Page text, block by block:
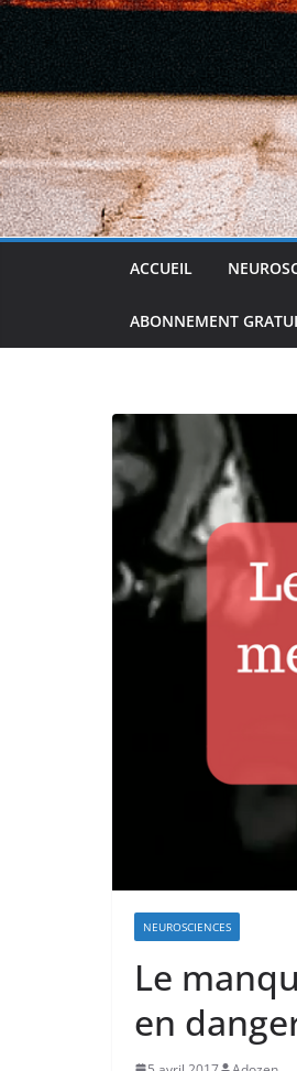
ACCUEIL
ABONNEMENT
NEUROSCIENCES
Le
en